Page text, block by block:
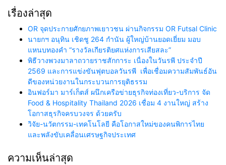
เรื่องล่าสุด
OR จุดประกายศักยภาพเยาวชน ผ่านกิจกรรม OR Futsal Clinic
นายกฯ อนุทิน เชิดชู 264 กำนัน ผู้ใหญ่บ้านยอดเยี่ยม มอบ
แหนบทองคำ “รางวัลเกียรติยศแห่งการเสียสละ”
พิธีวางพวงมาลาถวายราชสักการะ เนื่องในวันรพี ประจำปี
2569 และการแข่งขันฟุตบอลวันรพี เพื่อเชื่อมความสัมพันธ์อัน
ดีของหน่วยงานในกระบวนการยุติธรรม
อินฟอร์มา มาร์เก็ตส์ ผนึกเครือข่ายธุรกิจท่องเที่ยว-บริการ จัด
Food & Hospitality Thailand 2026 เชื่อม 4 งานใหญ่ สร้าง
โอกาสธุรกิจครบวงจร ด้วยครับ
วิจัย-นวัตกรรม-เทคโนโลยี คือโอกาสใหม่ของคนพิการไทย
และพลังขับเคลื่อนเศรษฐกิจประเทศ
ความเห็นล่าสุด